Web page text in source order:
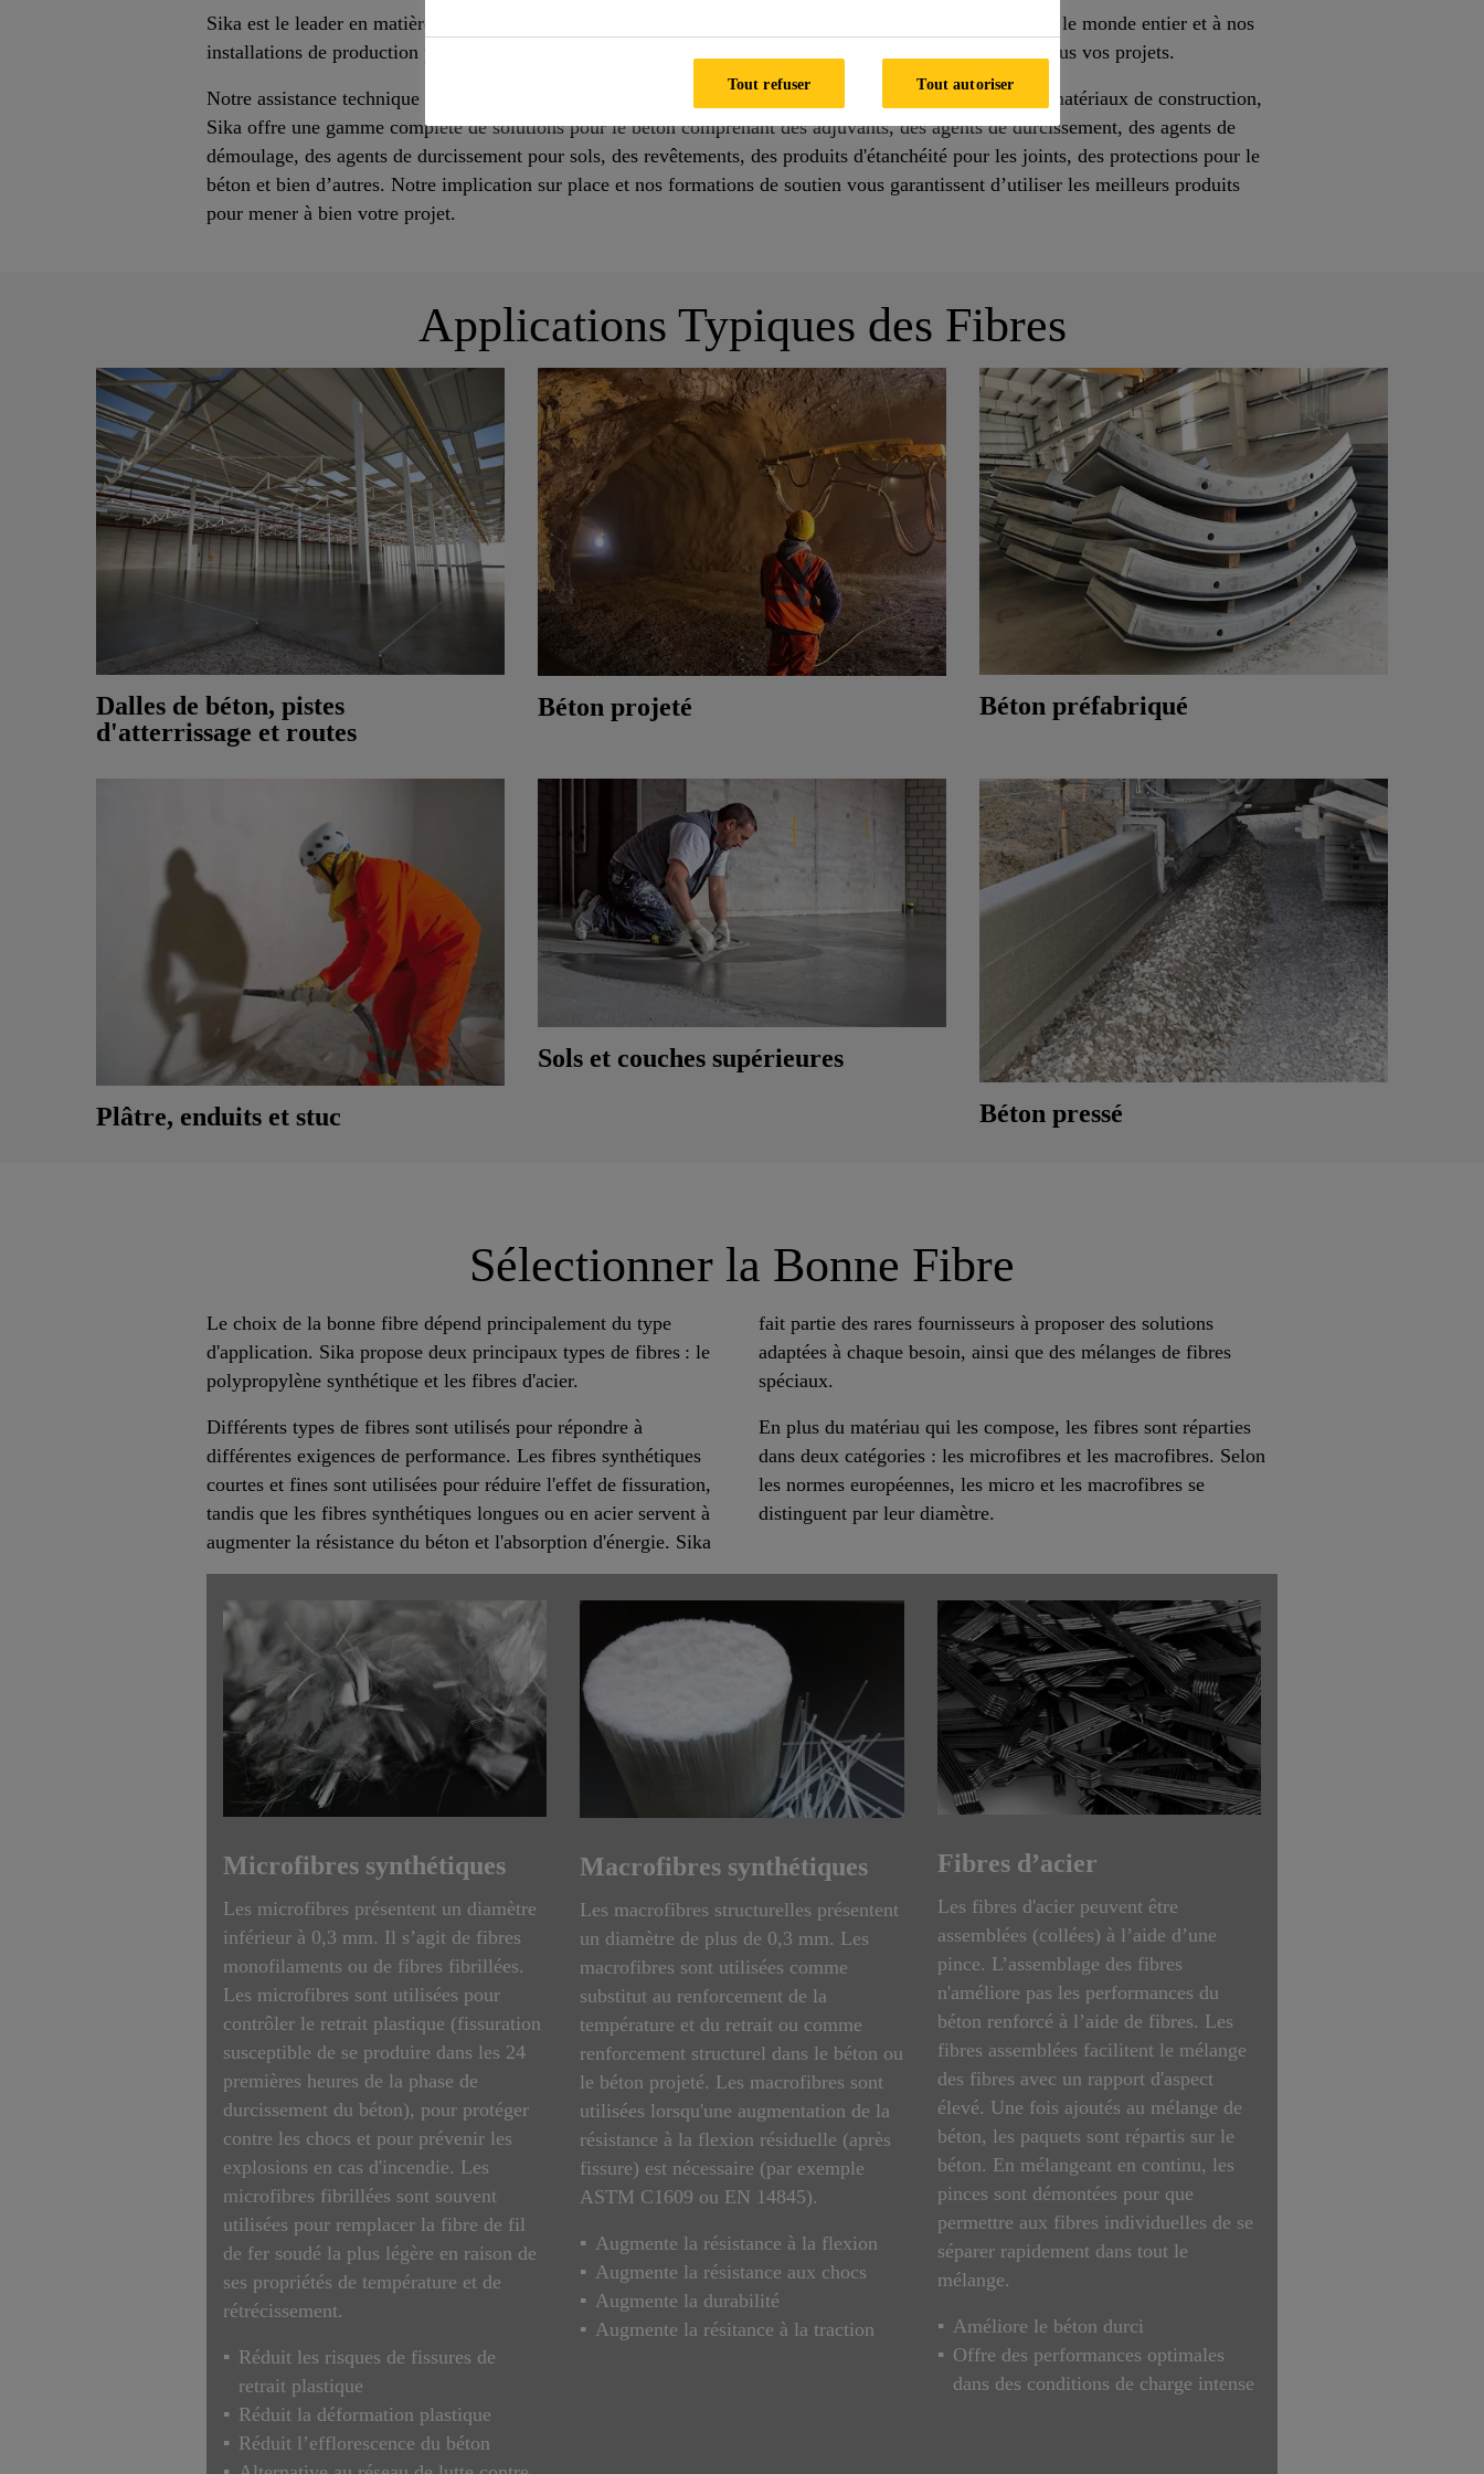
Sika est le leader en matière de solutions de béton renforcé à l’aide de fibres. Grâce à notre présence dans le monde entier et à nos
installations de production présentes dans chaque région, nous sommes en mesure de soutenir au mieux tous vos projets.
Notre assistance technique locale compte beaucoup pour nos clients. En tant que fabricant polyvalent de matériaux de construction,
Sika offre une gamme complète de solutions pour le béton comprenant des adjuvants, des agents de durcissement, des agents de
démoulage, des agents de durcissement pour sols, des revêtements, des produits d'étanchéité pour les joints, des protections pour le
béton et bien d’autres. Notre implication sur place et nos formations de soutien vous garantissent d’utiliser les meilleurs produits
pour mener à bien votre projet.
Applications Typiques des Fibres
Dalles de béton, pistes
d'atterrissage et routes
Béton projeté Béton préfabriqué
Plâtre, enduits et stuc
Sols et couches supérieures
Béton pressé
Sélectionner la Bonne Fibre
Le choix de la bonne fibre dépend principalement du type
d'application. Sika propose deux principaux types de fibres : le
polypropylène synthétique et les fibres d'acier.
Différents types de fibres sont utilisés pour répondre à
différentes exigences de performance. Les fibres synthétiques
courtes et fines sont utilisées pour réduire l'effet de fissuration,
tandis que les fibres synthétiques longues ou en acier servent à
augmenter la résistance du béton et l'absorption d'énergie. Sika
fait partie des rares fournisseurs à proposer des solutions
adaptées à chaque besoin, ainsi que des mélanges de fibres
spéciaux.
En plus du matériau qui les compose, les fibres sont réparties
dans deux catégories : les microfibres et les macrofibres. Selon
les normes européennes, les micro et les macrofibres se
distinguent par leur diamètre.
Microfibres synthétiques
Les microfibres présentent un diamètre
inférieur à 0,3 mm. Il s’agit de fibres
monofilaments ou de fibres fibrillées.
Les microfibres sont utilisées pour
contrôler le retrait plastique (fissuration
susceptible de se produire dans les 24
premières heures de la phase de
durcissement du béton), pour protéger
contre les chocs et pour prévenir les
explosions en cas d'incendie. Les
microfibres fibrillées sont souvent
utilisées pour remplacer la fibre de fil
de fer soudé la plus légère en raison de
ses propriétés de température et de
rétrécissement.
Réduit les risques de fissures de
retrait plastique
Réduit la déformation plastique
Réduit l’efflorescence du béton
Macrofibres synthétiques
Les macrofibres structurelles présentent
un diamètre de plus de 0,3 mm. Les
macrofibres sont utilisées comme
substitut au renforcement de la
température et du retrait ou comme
renforcement structurel dans le béton ou
le béton projeté. Les macrofibres sont
utilisées lorsqu'une augmentation de la
résistance à la flexion résiduelle (après
fissure) est nécessaire (par exemple
ASTM C1609 ou EN 14845).
Augmente la résistance à la flexion
Augmente la résistance aux chocs
Augmente la durabilité
Augmente la résitance à la traction
Fibres d’acier
Les fibres d'acier peuvent être
assemblées (collées) à l’aide d’une
pince. L’assemblage des fibres
n'améliore pas les performances du
béton renforcé à l’aide de fibres. Les
fibres assemblées facilitent le mélange
des fibres avec un rapport d'aspect
élevé. Une fois ajoutés au mélange de
béton, les paquets sont répartis sur le
béton. En mélangeant en continu, les
pinces sont démontées pour que
permettre aux fibres individuelles de se
séparer rapidement dans tout le
mélange.
Améliore le béton durci
Offre des performances optimales
dans des conditions de charge intense
Tout refuser Tout autoriser